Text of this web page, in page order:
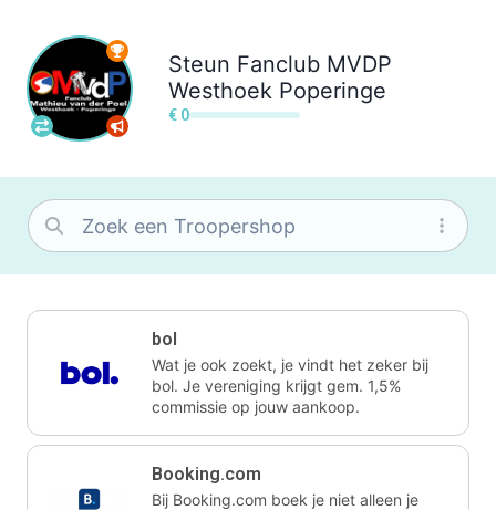
Steun Fanclub MVDP
Westhoek Poperinge
€ 0
bol
Wat je ook zoekt, je vindt het zeker bij
bol. Je vereniging krijgt gem. 1,5%
commissie op jouw aankoop.
Booking.com
Bij Booking.com boek je niet alleen je